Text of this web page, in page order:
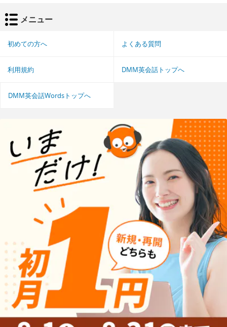
メニュー
初めての方へ よくある質問
利用規約 DMM英会話トップへ
DMM英会話Wordsトップへ